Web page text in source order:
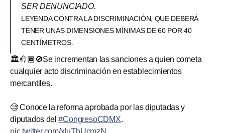
SER DENUNCIADO.
LEYENDA CONTRA LA DISCRIMINACIÓN, QUE DEBERÁ
TENER UNAS DIMENSIONES MÍNIMAS DE 60 POR 40
CENTÍMETROS.
🏛️🤚🏾🚫Se incrementan las sanciones a quien cometa
cualquier acto discriminación en establecimientos
mercantiles.
🧐 Conoce la reforma aprobada por las diputadas y
diputados del#CongresoCDMX.
pic.twitter.com/xluThUcmzN